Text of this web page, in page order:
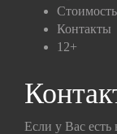
Стоимость
Контакты
12+
Если у Вас